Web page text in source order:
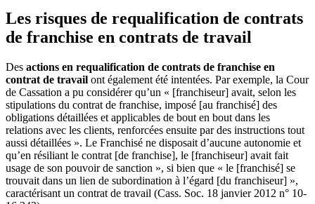
Les risques de requalification de contrats
de franchise en contrats de travail
Des actions en requalification de contrats de franchise en
contrat de travail ont également été intentées. Par exemple, la Cour
de Cassation a pu considérer qu’un « [franchiseur] avait, selon les
stipulations du contrat de franchise, imposé [au franchisé] des
obligations détaillées et applicables de bout en bout dans les
relations avec les clients, renforcées ensuite par des instructions tout
aussi détaillées ». Le Franchisé ne disposait d’aucune autonomie et
qu’en résiliant le contrat [de franchise], le [franchiseur] avait fait
usage de son pouvoir de sanction », si bien que « le [franchisé] se
trouvait dans un lien de subordination à l’égard [du franchiseur] »,
caractérisant un contrat de travail (Cass. Soc. 18 janvier 2012 n° 10-